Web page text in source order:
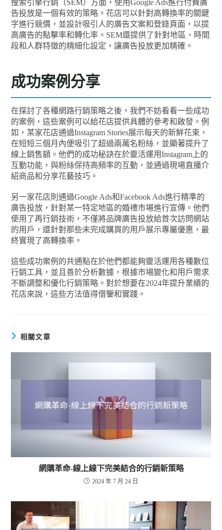
搜索引擎行銷（SEM）方面，使用Google Ads進行付費廣
告投放是一個有效的策略。花店可以針對高轉換率的關鍵
字進行競價，並設計吸引人的廣告文案和登錄頁面，以提
高廣告的點擊率和轉化率。SEM還提供了針對地區、時間
段和人群特徵的精細化設定，讓廣告投放更加精確。
成功案例分享
在探討了各種網路行銷策略之後，我們不妨看看一些成功
的案例，這些案例可以給花店提供具體的參考和啟發。例
如，某家花店通過Instagram Stories展示每天的新鮮花束，
在短短三個月內便吸引了超過兩萬名粉絲，並顯著提升了
線上銷售額。他們的成功秘訣在於靈活運用Instagram上的
互動功能，與粉絲保持高頻率的互動，並通過現場直播介
紹商品和分享花藝技巧。
另一家花店則通過Google Ads和Facebook Ads進行精準的
廣告投放，針對某一特定地區的婚禮市場進行宣傳。他們
使用了再行銷技術，不僅將品牌廣告投放給首次訪問網站
的用戶，還針對那些未完成購買的用戶展示專屬優惠，最
終實現了高轉換率。
這些成功案例的共通點在於他們都能夠靈活運用各種數位
行銷工具，並且善於分析數據，根據市場變化和用戶需求
不斷調整和優化行銷策略。對於想要在2024年提升業績的
花店來說，這些方法值得借鑒和實踐。
相關文章
網購革命-線上線下完美結合的行銷新策略
2024 年 7 月 24 日